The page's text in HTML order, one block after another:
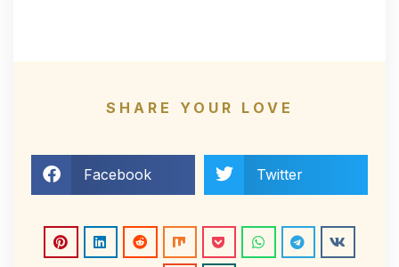
SHARE YOUR LOVE
Facebook Twitter